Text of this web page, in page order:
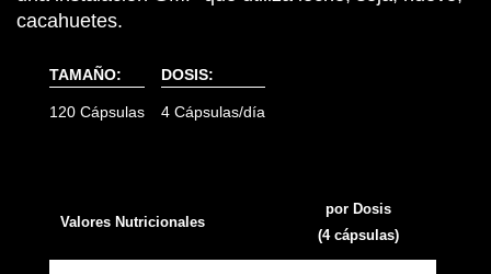
cacahuetes.
TAMAÑO:
120 Cápsulas
DOSIS:
4 Cápsulas/día
Valores Nutricionales
por Dosis
(4 cápsulas)